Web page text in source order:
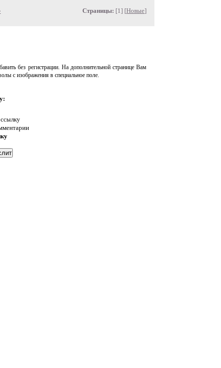
Страницы: [1] [Новые]
без регистрации. На дополнительной странице Вам
с изображения в специальное поле.